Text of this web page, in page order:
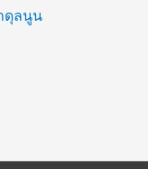
ดุลนูน